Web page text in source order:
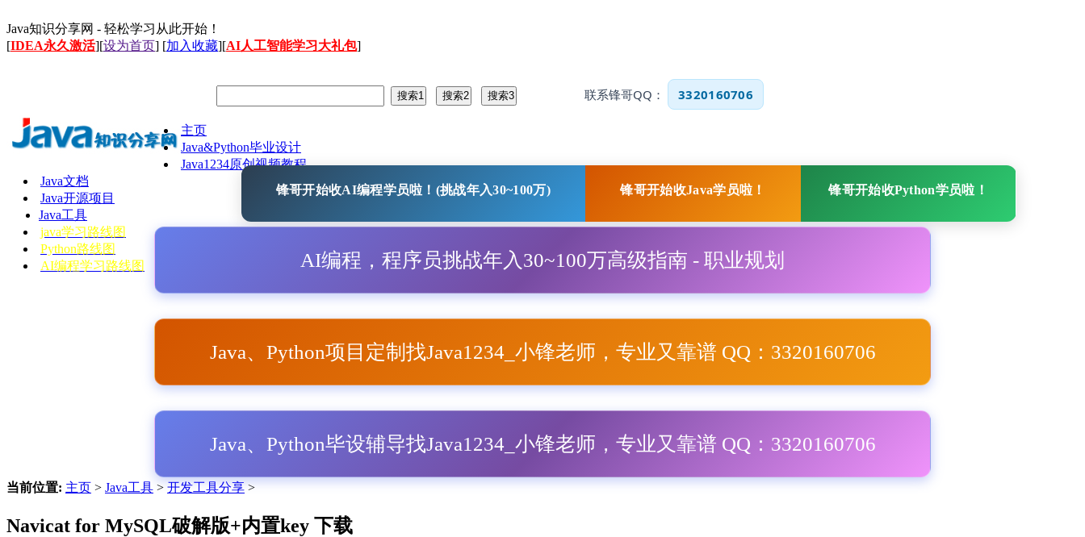
Java知识分享网 - 轻松学习从此开始！
[IDEA永久激活][设为首页] [加入收藏][AI人工智能学习大礼包]
联系锋哥QQ： 3320160706
主页
Java&Python毕业设计
Java1234原创视频教程
Java文档
Java开源项目
Java工具
java学习路线图
Python路线图
AI编程学习路线图
锋哥开始收AI编程学员啦！(挑战年入30~100万) 锋哥开始收Java学员啦！ 锋哥开始收Python学员啦！
AI编程，程序员挑战年入30~100万高级指南 - 职业规划
Java、Python项目定制找Java1234_小锋老师，专业又靠谱 QQ：3320160706
Java、Python毕设辅导找Java1234_小锋老师，专业又靠谱 QQ：3320160706
当前位置: 主页 > Java工具 > 开发工具分享 >
Navicat for MySQL破解版+内置key 下载